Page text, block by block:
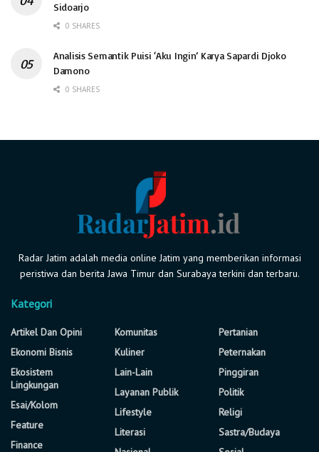
Sidoarjo
0 SHARES
Analisis Semantik Puisi ‘Aku Ingin’ Karya Sapardi Djoko
Damono
0 SHARES
Radar Jatim adalah media online Jatim yang memberikan informasi
peristiwa dan berita Jawa Timur dan Surabaya terkini dan terbaru.
Kategori
Artikel Dan Opini
Ekonomi Bisnis
Ekosistem
Lingkungan
Esai/Kolom
Feature
Finance
Komunitas
Kuliner
Lain-Lain
Layanan Publik
Lifestyle
Literasi
Pertanian
Peternakan
Pinggiran
Politik
Religi
Sastra/Budaya